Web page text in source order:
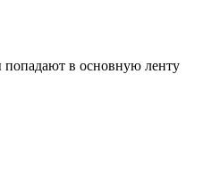
попадают в основную ленту